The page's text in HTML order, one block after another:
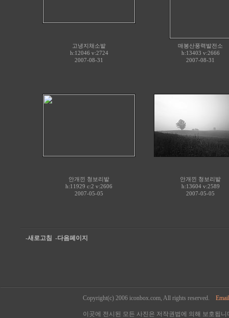
고냉지채소밭
h:12046 v:2724
2007-08-31
매봉산풍력발전소
h:13403 v:2666
2007-08-31
안개낀 청보리밭
h:11929 c:2 v:2606
2007-05-05
안개낀 청보리밭
h:13604 v:2589
2007-05-05
-새로고침 -다음페이지
Copyright(c) 2006 iconbox.com, All rights reserved.
이곳에 전시된 모든 사진은 저작권법에 의해 보호됩